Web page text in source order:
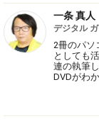
一条 真人
デジタル
2冊のパソ
としても
連の執筆
DVDがわ